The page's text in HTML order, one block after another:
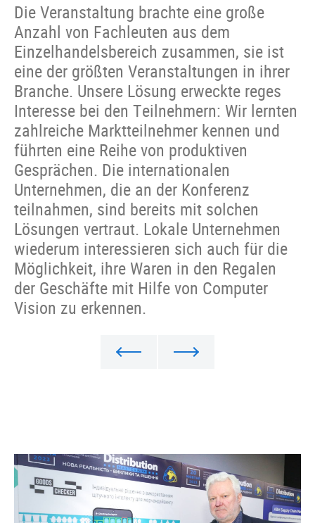
Die Veranstaltung brachte eine große
Anzahl von Fachleuten aus dem
Einzelhandelsbereich zusammen, sie ist
eine der größten Veranstaltungen in ihrer
Branche. Unsere Lösung erweckte reges
Interesse bei den Teilnehmern: Wir lernten
zahlreiche Marktteilnehmer kennen und
führten eine Reihe von produktiven
Gesprächen. Die internationalen
Unternehmen, die an der Konferenz
teilnahmen, sind bereits mit solchen
Lösungen vertraut. Lokale Unternehmen
wiederum interessieren sich auch für die
Möglichkeit, ihre Waren in den Regalen
der Geschäfte mit Hilfe von Computer
Vision zu erkennen.